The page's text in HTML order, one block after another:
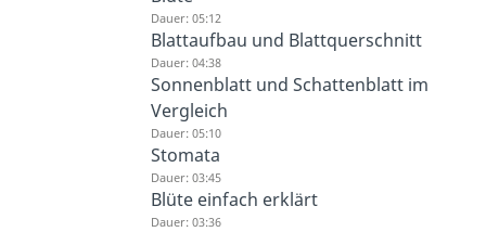
Dauer: 05:12
Blattaufbau und Blattquerschnitt
Dauer: 04:38
Sonnenblatt und Schattenblatt im
Vergleich
Dauer: 05:10
Stomata
Dauer: 03:45
Blüte einfach erklärt
Dauer: 03:36